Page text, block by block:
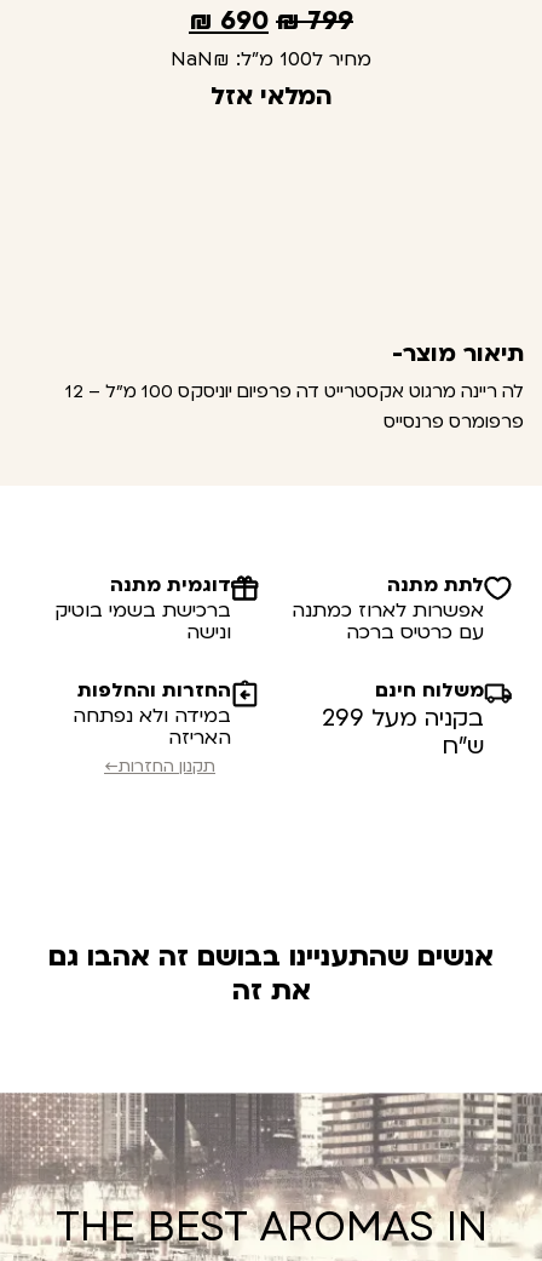
799
₪
690
₪
מחיר ל100 מ"ל: ₪NaN
המלאי אזל
תיאור מוצר-
לה ריינה מרגוט אקסטרייט דה פרפיום יוניסקס 100 מ"ל – 12
פרפומרס פרנסייס
לתת מתנה
אפשרות לארוז כמתנה
עם כרטיס ברכה
דוגמית מתנה
ברכישת בשמי בוטיק
ונישה
משלוח חינם
בקניה מעל 299
ש”ח
החזרות והחלפות
במידה ולא נפתחה
האריזה
תקנון החזרות←
אנשים שהתעניינו בבושם זה אהבו גם
את זה
THE BEST AROMAS IN